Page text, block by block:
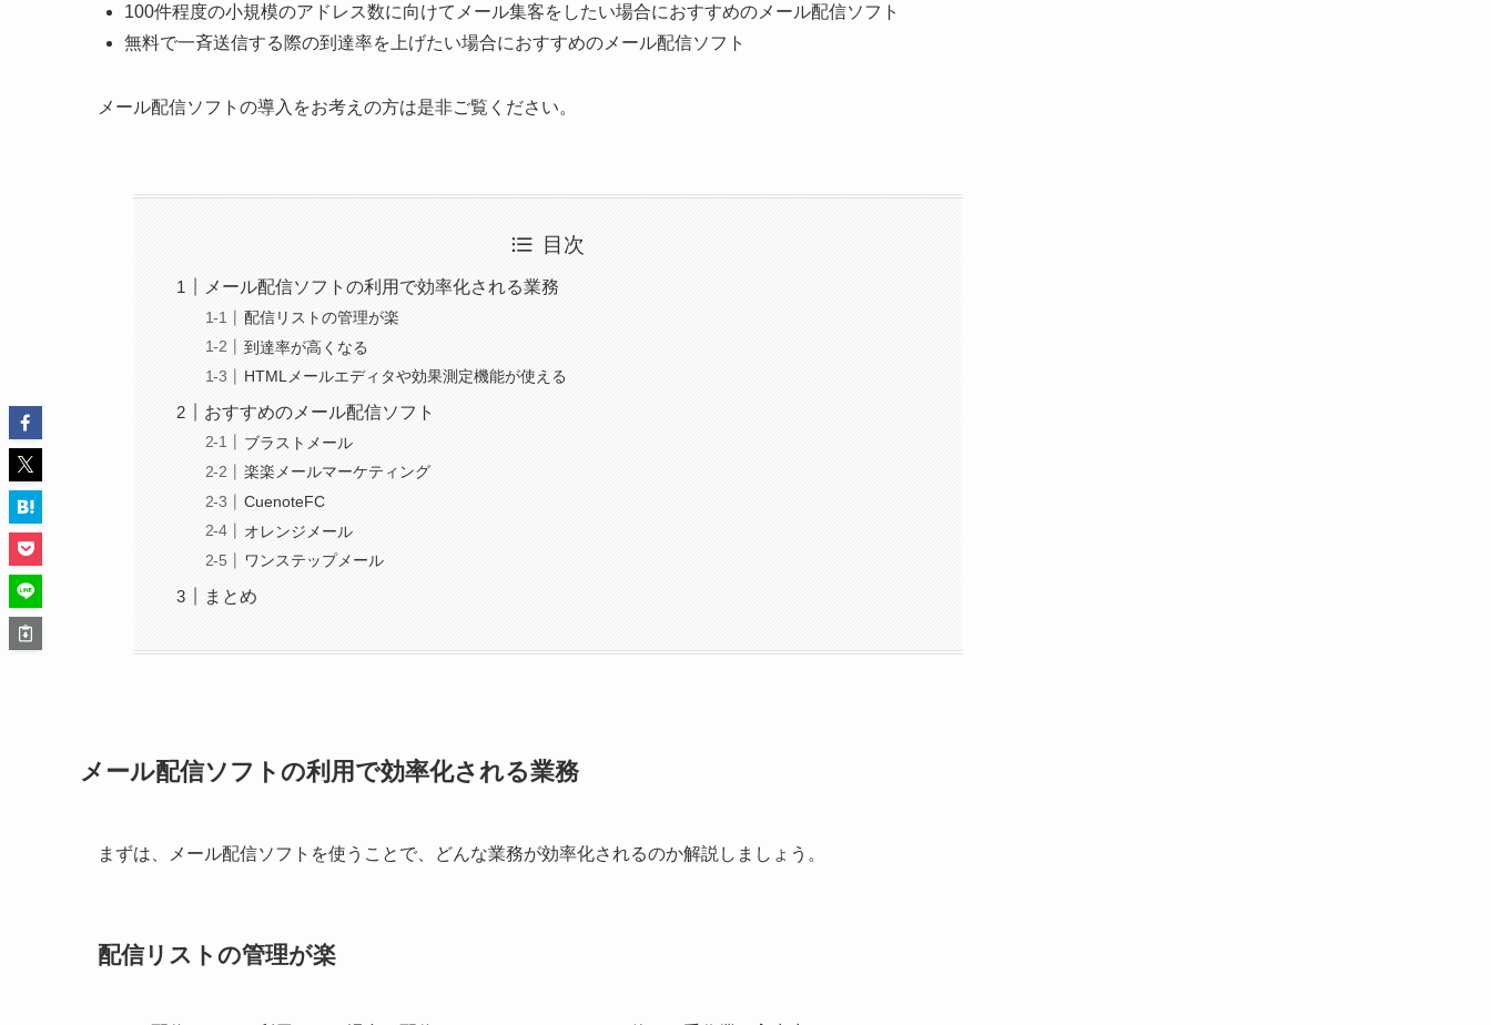
100件程度の小規模のアドレス数に向けてメール集客をしたい場合におすすめのメール配信ソフト
無料で一斉送信する際の到達率を上げたい場合におすすめのメール配信ソフト
メール配信ソフトの導入をお考えの方は是非ご覧ください。
目次
メール配信ソフトの利用で効率化される業務
配信リストの管理が楽
到達率が高くなる
HTMLメールエディタや効果測定機能が使える
おすすめのメール配信ソフト
ブラストメール
楽楽メールマーケティング
CuenoteFC
オレンジメール
ワンステップメール
まとめ
メール配信ソフトの利用で効率化される業務
まずは、メール配信ソフトを使うことで、どんな業務が効率化されるのか解説しましょう。
配信リストの管理が楽